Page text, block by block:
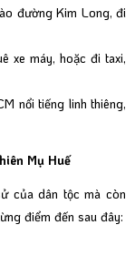
đường Kim Long, đi
xe máy, hoặc đi taxi,
nổi tiếng linh thiêng,
Mụ Huế
của dân tộc mà còn
điểm đến sau đây: